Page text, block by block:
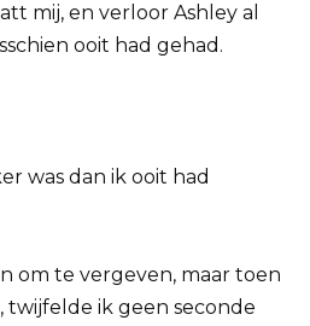
mij, en verloor Ashley al
ooit had gehad.
was dan ik ooit had
om te vergeven, maar toen
twijfelde ik geen seconde